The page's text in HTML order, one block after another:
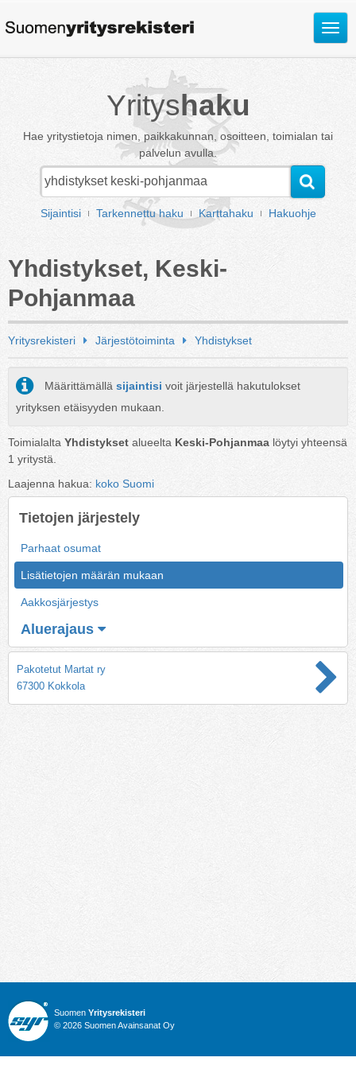
Avaa
Yrityshaku
Hae yritystietoja nimen, paikkakunnan, osoitteen, toimialan tai
palvelun avulla.
Sijaintisi Tarkennettu haku Karttahaku Hakuohje
Yhdistykset, Keski-
Pohjanmaa
Yritysrekisteri Järjestötoiminta Yhdistykset
Määrittämällä sijaintisi voit järjestellä hakutulokset
yrityksen etäisyyden mukaan.
Toimialalta Yhdistykset alueelta Keski-Pohjanmaa löytyi yhteensä
1 yritystä.
Laajenna hakua: koko Suomi
Tietojen järjestely
Parhaat osumat
Lisätietojen määrän mukaan
Aakkosjärjestys
Aluerajaus
Pakotetut Martat ry
67300 Kokkola
Suomen Yritysrekisteri
© 2026 Suomen Avainsanat Oy